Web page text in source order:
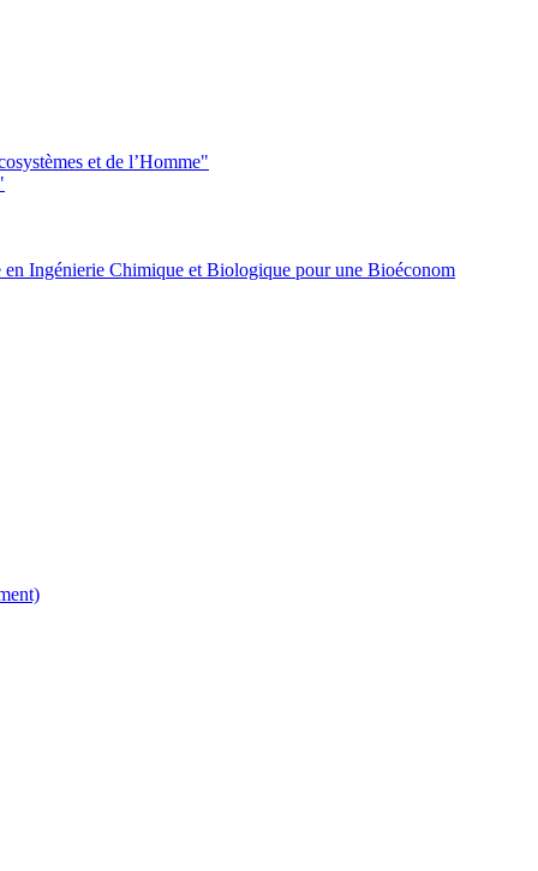
et de l’Homme"
Ingénierie Chimique et Biologique pour une Bioéconom